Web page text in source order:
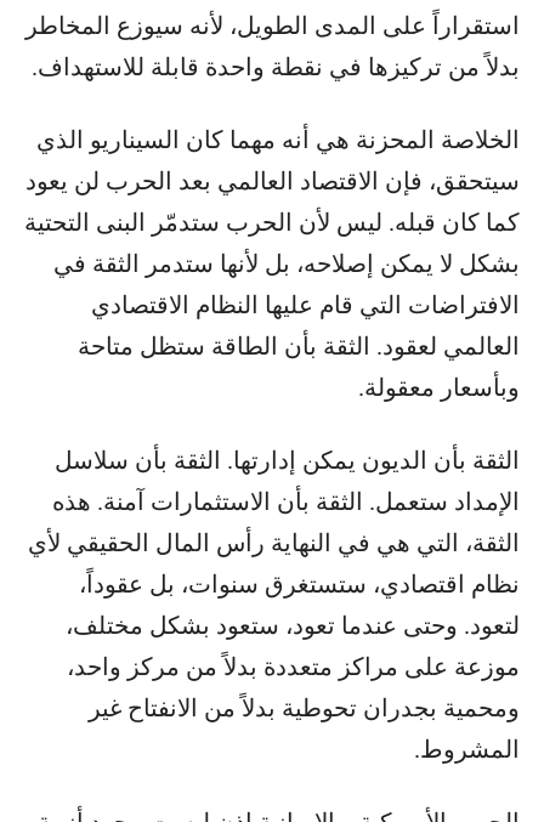
استقراراً على المدى الطويل، لأنه سيوزع المخاطر
بدلاً من تركيزها في نقطة واحدة قابلة للاستهداف.
الخلاصة المحزنة هي أنه مهما كان السيناريو الذي
سيتحقق، فإن الاقتصاد العالمي بعد الحرب لن يعود
كما كان قبله. ليس لأن الحرب ستدمّر البنى التحتية
بشكل لا يمكن إصلاحه، بل لأنها ستدمر الثقة في
الافتراضات التي قام عليها النظام الاقتصادي
العالمي لعقود. الثقة بأن الطاقة ستظل متاحة
وبأسعار معقولة.
الثقة بأن الديون يمكن إدارتها. الثقة بأن سلاسل
الإمداد ستعمل. الثقة بأن الاستثمارات آمنة. هذه
الثقة، التي هي في النهاية رأس المال الحقيقي لأي
نظام اقتصادي، ستستغرق سنوات، بل عقوداً،
لتعود. وحتى عندما تعود، ستعود بشكل مختلف،
موزعة على مراكز متعددة بدلاً من مركز واحد،
ومحمية بجدران تحوطية بدلاً من الانفتاح غير
المشروط.